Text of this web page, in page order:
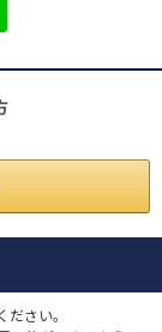
さい。